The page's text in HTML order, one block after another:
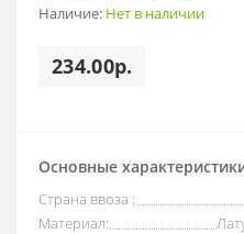
Наличие: Нет в наличии
234.00р.
Основные
Страна ввоза :
Материал: